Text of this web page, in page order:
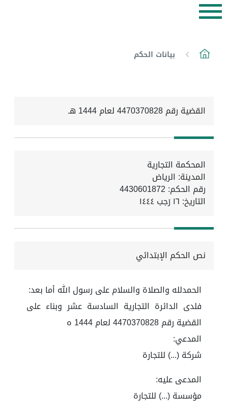
بيانات الحكم
القضية رقم 4470370828 لعام 1444 هـ
المحكمة التجارية
المدينة: الرياض
رقم الحكم: 4430601872
التاريخ: ١٦ رَجب ١٤٤٤
نص الحكم الإبتدائي
الحمدلله والصلاة والسلام على رسول الله أما بعد:
فلدى الدائرة التجارية السادسة عشر وبناء على
القضية رقم 4470370828 لعام 1444 ه
المدعي:
شركة (...) للتجارة
المدعى عليه:
مؤسسة (...) للتجارة